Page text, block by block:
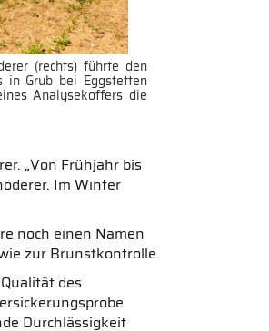
(rechts) führte den
in Grub bei Eggstetten
Analysekoffers die
„Von Frühjahr bis
Im Winter
noch einen Namen
zur Brunstkontrolle.
des
Durchlässigkeit